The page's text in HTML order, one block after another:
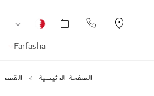
العملة
Farfasha
الصفحة الرئيسية القصر